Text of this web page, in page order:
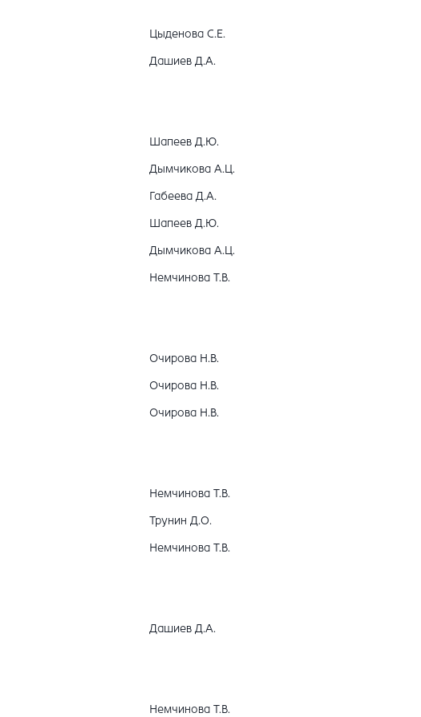
Цыденова С.Е.
Дашиев Д.А.
Шапеев Д.Ю.
Дымчикова А.Ц.
Габеева Д.А.
Шапеев Д.Ю.
Дымчикова А.Ц.
Немчинова Т.В.
Очирова Н.В.
Очирова Н.В.
Очирова Н.В.
Немчинова Т.В.
Трунин Д.О.
Немчинова Т.В.
Дашиев Д.А.
Немчинова Т.В.